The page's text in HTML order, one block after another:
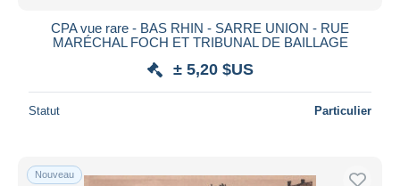
CPA vue rare - BAS RHIN - SARRE UNION - RUE
MARÉCHAL FOCH ET TRIBUNAL DE BAILLAGE
± 5,20 $US
Statut Particulier
Nouveau